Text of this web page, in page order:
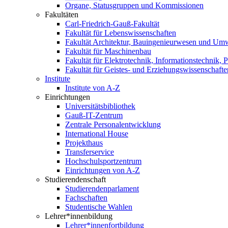
Organe, Statusgruppen und Kommissionen
Fakultäten
Carl-Friedrich-Gauß-Fakultät
Fakultät für Lebenswissenschaften
Fakultät Architektur, Bauingenieurwesen und
Fakultät für Maschinenbau
Fakultät für Elektrotechnik, Informationstechnik,
Fakultät für Geistes- und
Institute
Institute von A-Z
Einrichtungen
Universitätsbibliothek
Gauß-IT-Zentrum
Zentrale Personalentwicklung
International House
Projekthaus
Transferservice
Hochschulsportzentrum
Einrichtungen von A-Z
Studierendenschaft
Studierendenparlament
Fachschaften
Studentische Wahlen
Lehrer*innenbildung
Lehrer*innenfortbildung